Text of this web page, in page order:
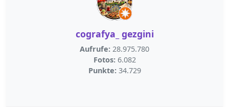
cografya_ gezgini
Aufrufe: 28.975.780
Fotos: 6.082
Punkte: 34.729